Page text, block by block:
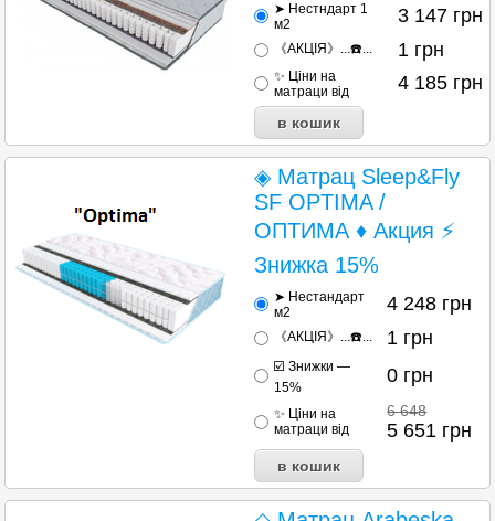
➤ Нестндарт 1
м2
3 147 грн
《АКЦІЯ》...☎️... 1 грн
✨ Ціни на
матраци від
4 185 грн
◈ Матрац Sleep&Fly
SF OPTIMA /
ОПТИМА ♦ Акция ⚡
Знижка 15%
➤ Нестандарт
м2
4 248 грн
《АКЦІЯ》...☎️... 1 грн
☑️ Знижки —
15%
0 грн
✨ Ціни на
матраци від
6 648
5 651 грн